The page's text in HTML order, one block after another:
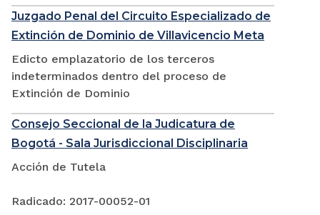
Juzgado Penal del Circuito Especializado de
Extinción de Dominio de Villavicencio Meta
Edicto emplazatorio de los terceros
indeterminados dentro del proceso de
Extinción de Dominio
Consejo Seccional de la Judicatura de
Bogotá - Sala Jurisdiccional Disciplinaria
Acción de Tutela
Radicado: 2017-00052-01